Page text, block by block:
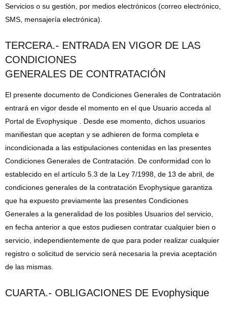
Servicios o su gestión, por medios electrónicos (correo electrónico,
SMS, mensajería electrónica).
TERCERA.- ENTRADA EN VIGOR DE LAS
CONDICIONES
GENERALES DE CONTRATACIÓN
El presente documento de Condiciones Generales de Contratación
entrará en vigor desde el momento en el que Usuario acceda al
Portal de Evophysique . Desde ese momento, dichos usuarios
manifiestan que aceptan y se adhieren de forma completa e
incondicionada a las estipulaciones contenidas en las presentes
Condiciones Generales de Contratación. De conformidad con lo
establecido en el artículo 5.3 de la Ley 7/1998, de 13 de abril, de
condiciones generales de la contratación Evophysique garantiza
que ha expuesto previamente las presentes Condiciones
Generales a la generalidad de los posibles Usuarios del servicio,
en fecha anterior a que estos pudiesen contratar cualquier bien o
servicio, independientemente de que para poder realizar cualquier
registro o solicitud de servicio será necesaria la previa aceptación
de las mismas.
CUARTA.- OBLIGACIONES DE Evophysique